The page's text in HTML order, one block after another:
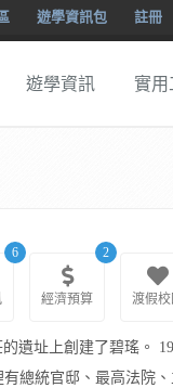
遊學資訊包 註冊
遊學資訊 實用
6
經濟預算
2
渡假
遺址上創建了碧瑤。
總統官邸、最高法院